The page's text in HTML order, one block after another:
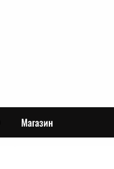
Магазин